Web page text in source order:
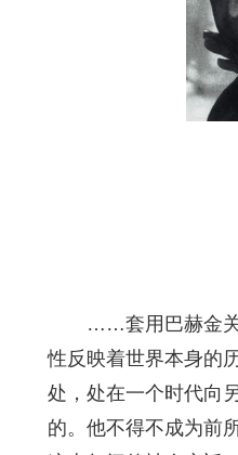
……套用巴赫金关
性反映着世界本身的
处，处在一个时代向
的。他不得不成为前